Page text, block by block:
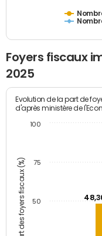
Foyers fiscaux
2025
Part des foyers fiscaux (%)
Evolution de la part de
d'après ministère de
50
75
100